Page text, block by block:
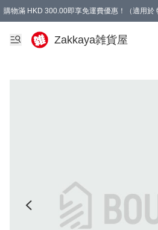
購物滿 HKD 300.00即享免運費優惠！（適用於
Zakkaya雑貨屋